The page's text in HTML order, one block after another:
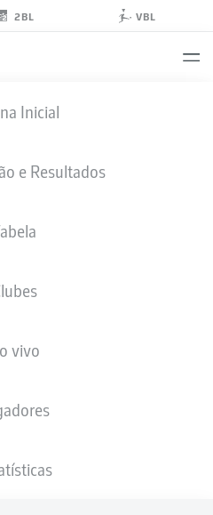
2BL VBL
Inicial
e Resultados
vivo
06.07.2005